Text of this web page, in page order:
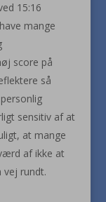
15:16
mange
score på
så
sensitiv af at
at mange
af ikke at
vej rundt.